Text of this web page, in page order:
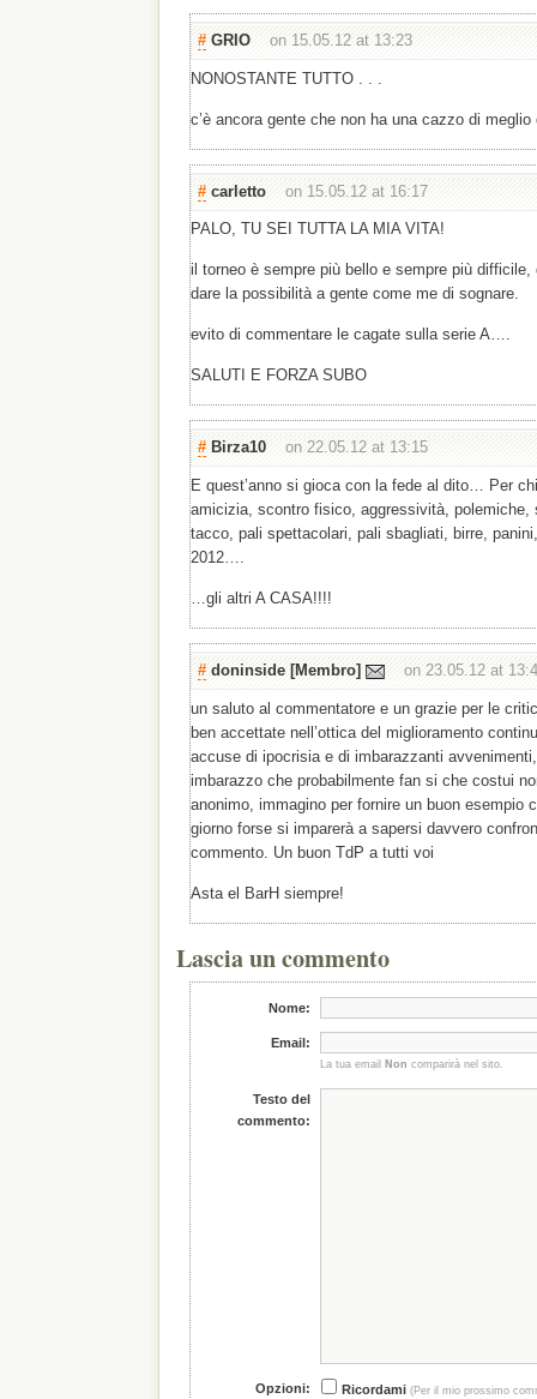
# GRIO on 15.05.12 at 13:23
NONOSTANTE TUTTO . . .
c’è ancora gente che non ha una cazzo di
# carletto on 15.05.12 at 16:17
PALO, TU SEI TUTTA LA MIA VITA!
il torneo è sempre più bello e sempre più difficile,
dare la possibilità a gente come me di sognare.
evito di commentare le cagate sulla serie A….
SALUTI E FORZA SUBO
# Birza10 on 22.05.12 at 13:15
E quest’anno si gioca con la fede al dito… Per
amicizia, scontro fisico, aggressività, polemiche,
tacco, pali spettacolari, pali sbagliati, birre,
2012….
…gli altri A CASA!!!!
# doninside [Membro] on 23.05.12 at
un saluto al commentatore e un grazie per le
ben accettate nell’ottica del miglioramento
accuse di ipocrisia e di imbarazzanti
imbarazzo che probabilmente fan si che costui
anonimo, immagino per fornire un buon esempio
giorno forse si imparerà a sapersi davvero
commento. Un buon TdP a tutti voi
Asta el BarH siempre!
Lascia un commento
Nome:
Email:
La tua emailNon comparirà nel sito.
Testo del
commento:
Opzioni: Ricordami (Per il mio prossimo